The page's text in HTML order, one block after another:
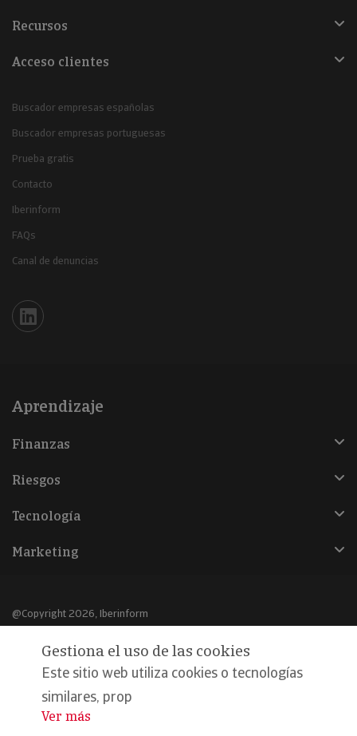
Recursos
Acceso clientes
Buscador empresas españolas
Buscador empresas portuguesas
Prueba gratis
Contacto
Iberinform
FAQs
Canal de denuncias
Iberinform en Linkedin
Aprendizaje
Finanzas
Riesgos
Tecnología
Marketing
@Copyright 2026, Iberinform
Aviso legal
Política de cookies
Declaración de privacidad
Gestiona el uso de las cookies
Este sitio web utiliza cookies o tecnologías
similares, prop
...
Ver más